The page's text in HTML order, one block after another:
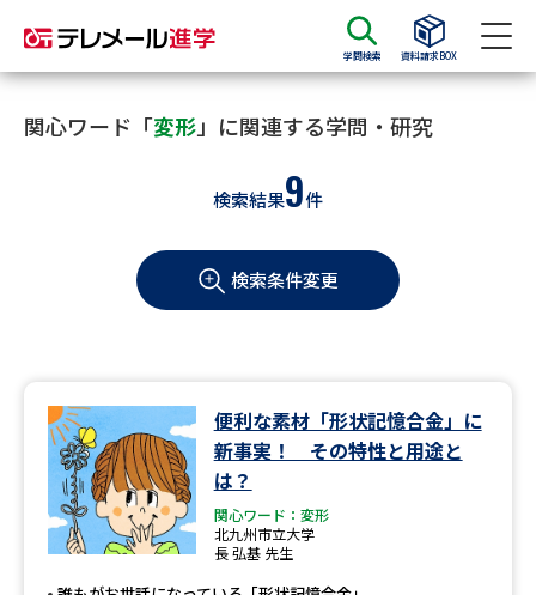
学問検索 資料請求BOX
資料請求 資料検索
大学・短大の資料種類から請求
学部・学科パンフ
過去問題集
大学・短大以外の資料から請求
専門学校の資料請求 大学院の資料請求
関心ワード「変形」に関連する学問・研究
検索結果9件
検索条件変更
便利な素材「形状記憶合金」に
新事実！ その特性と用途と
は？
関心ワード：変形
北九州市立大学
長 弘基 先生